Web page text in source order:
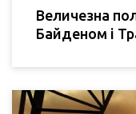
Величезна
Байденом і